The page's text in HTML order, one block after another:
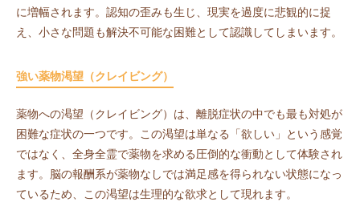
に増幅されます。認知の歪みも生じ、現実を過度に悲観的に捉
え、小さな問題も解決不可能な困難として認識してしまいます。
強い薬物渇望（クレイビング）
薬物への渇望（クレイビング）は、離脱症状の中でも最も対処が
困難な症状の一つです。この渇望は単なる「欲しい」という感覚
ではなく、全身全霊で薬物を求める圧倒的な衝動として体験され
ます。脳の報酬系が薬物なしでは満足感を得られない状態になっ
ているため、この渇望は生理的な欲求として現れます。